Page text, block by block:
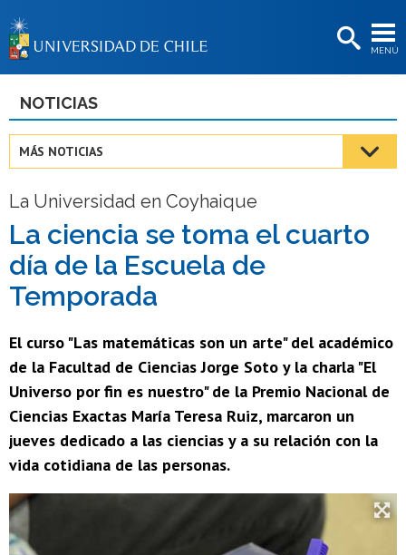
MENÚ
BIBLIOTECAS
Estudiantes
Académicas/os
Funcionarias/os
Egresadas/os
NOTICIAS
MÁS NOTICIAS
La Universidad en Coyhaique
La ciencia se toma el cuarto
día de la Escuela de
Temporada
El curso "Las matemáticas son un arte" del académico
de la Facultad de Ciencias Jorge Soto y la charla "El
Universo por fin es nuestro" de la Premio Nacional de
Ciencias Exactas María Teresa Ruiz, marcaron un
jueves dedicado a las ciencias y a su relación con la
vida cotidiana de las personas.